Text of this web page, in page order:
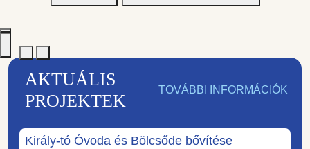
AKTUÁLIS
PROJEKTEK
TOVÁBBI INFORMÁCIÓK
Király-tó Óvoda és Bölcsőde bővítése